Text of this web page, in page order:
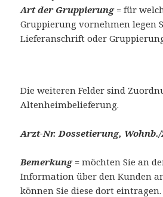
Art der Gruppierung= für
Gruppierung vornehmen legen
Lieferanschrift oder
Die weiteren Felder sind
Altenheimbelieferung.
Arzt-Nr. Dossetierung,
Bemerkung= möchten Sie an
Information über den Kunden
können Sie diese dort eintragen.